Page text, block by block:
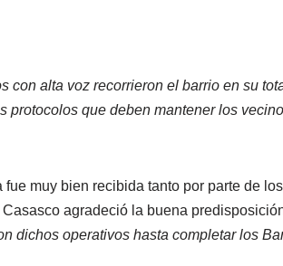
con alta voz recorrieron el barrio en su
protocolos que deben mantener los
muy bien recibida tanto por parte de
agradeció la buena
dichos operativos hasta completar los